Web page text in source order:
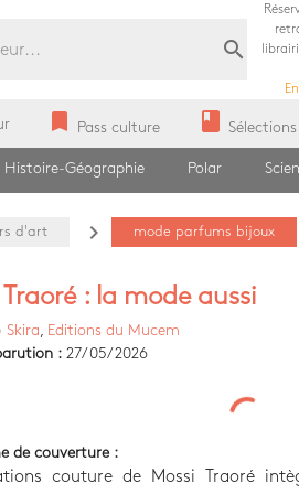
search
bookmark Pass culture book Sélections
Histoire-Géographie Polar
d'art navigate_next mode parfums bijoux
Traoré : la mode aussi
Skira
Editions du Mucem
: 27/05/2026
de couverture :
couture de Mossi Traoré